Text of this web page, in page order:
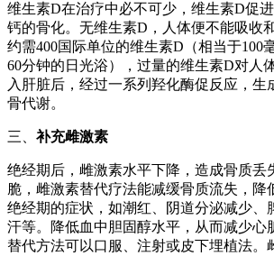
维生素D在治疗中必不可少，维生素D促
钙的骨化。无维生素D，人体便不能吸收
约需400国际单位的维生素D（相当于100
60分钟的日光浴），过量的维生素D对人
入肝脏后，经过一系列羟化酶促反应，生
骨代谢。
三、 补充雌激素
绝经期后，雌激素水平下降，造成骨质丢
脆，雌激素替代疗法能减缓骨质流失，降
绝经期的症状，如潮红、阴道分泌减少、
汗等。降低血中胆固醇水平，从而减少心
替代方法可以口服、注射或皮下埋植法。